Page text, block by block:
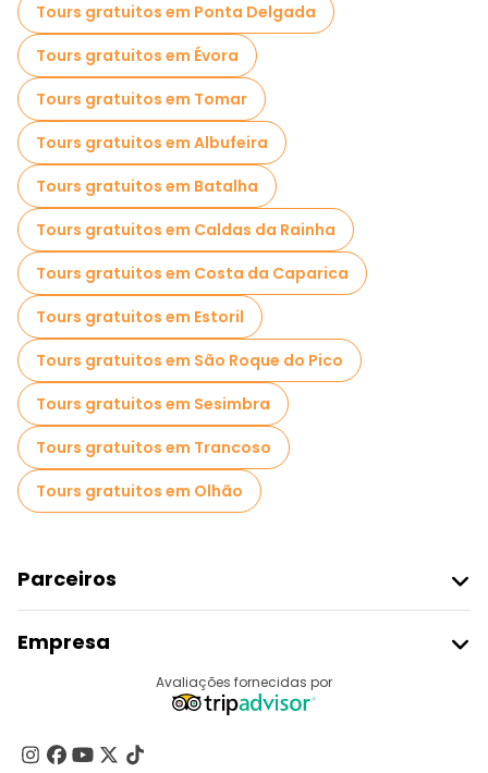
Tours gratuitos em Ponta Delgada
Tours gratuitos em Évora
Tours gratuitos em Tomar
Tours gratuitos em Albufeira
Tours gratuitos em Batalha
Tours gratuitos em Caldas da Rainha
Tours gratuitos em Costa da Caparica
Tours gratuitos em Estoril
Tours gratuitos em São Roque do Pico
Tours gratuitos em Sesimbra
Tours gratuitos em Trancoso
Tours gratuitos em Olhão
Parceiros
Registo Do Fornecedor
Programa De Afiliados
Empresa
Contacte-Nos
Avaliações fornecidas por